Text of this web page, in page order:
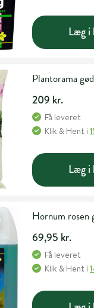
Læg i
Plantorama
209 kr.
Få leveret
Klik & Hent i
Læg i
Hornum rosen
69,95 kr.
Få leveret
Klik & Hent i